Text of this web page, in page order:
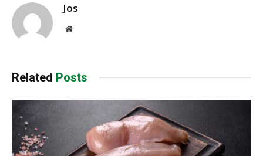
Jos
Website
Related Posts